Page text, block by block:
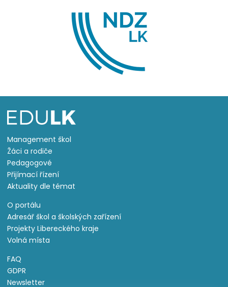
Management škol
Žáci a rodiče
Pedagogové
Přijímací řízení
Aktuality dle témat
O portálu
Adresář škol a školských zařízení
Projekty Libereckého kraje
Volná místa
FAQ
GDPR
Newsletter